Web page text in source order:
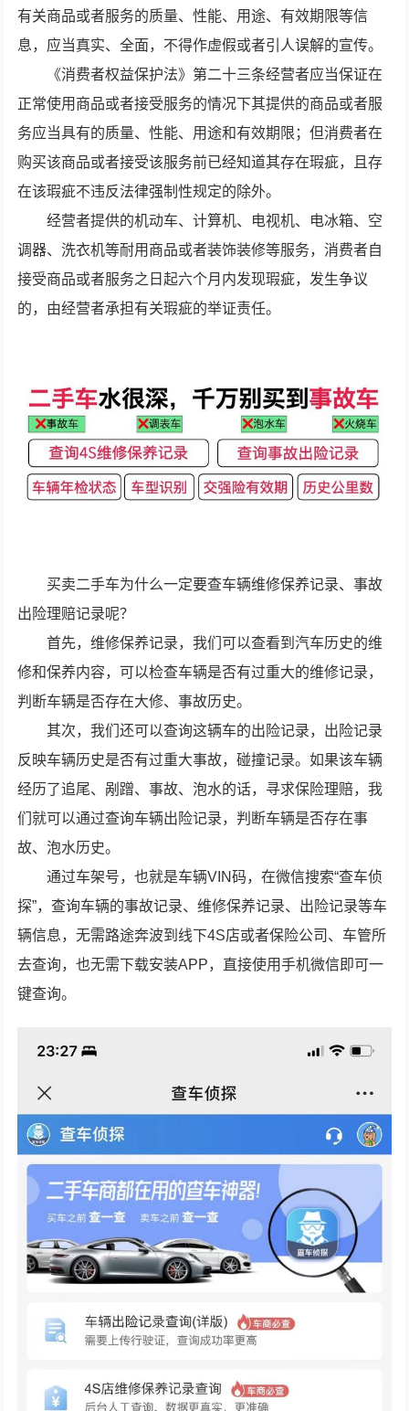
有关商品或者服务的质量、性能、用途、有效期限等信
息，应当真实、全面，不得作虚假或者引人误解的宣传。
《消费者权益保护法》第二十三条经营者应当保证在
正常使用商品或者接受服务的情况下其提供的商品或者服
务应当具有的质量、性能、用途和有效期限；但消费者在
购买该商品或者接受该服务前已经知道其存在瑕疵，且存
在该瑕疵不违反法律强制性规定的除外。
经营者提供的机动车、计算机、电视机、电冰箱、空
调器、洗衣机等耐用商品或者装饰装修等服务，消费者自
接受商品或者服务之日起六个月内发现瑕疵，发生争议
的，由经营者承担有关瑕疵的举证责任。
买卖二手车为什么一定要查车辆维修保养记录、事故
出险理赔记录呢？
首先，维修保养记录，我们可以查看到汽车历史的维
修和保养内容，可以检查车辆是否有过重大的维修记录，
判断车辆是否存在大修、事故历史。
其次，我们还可以查询这辆车的出险记录，出险记录
反映车辆历史是否有过重大事故，碰撞记录。如果该车辆
经历了追尾、剐蹭、事故、泡水的话，寻求保险理赔，我
们就可以通过查询车辆出险记录，判断车辆是否存在事
故、泡水历史。
通过车架号，也就是车辆VIN码，在微信搜索“查车侦
探”，查询车辆的事故记录、维修保养记录、出险记录等车
辆信息，无需路途奔波到线下4S店或者保险公司、车管所
去查询，也无需下载安装APP，直接使用手机微信即可一
键查询。